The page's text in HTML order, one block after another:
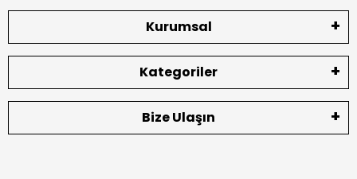
Kurumsal
Kategoriler
Bize Ulaşın